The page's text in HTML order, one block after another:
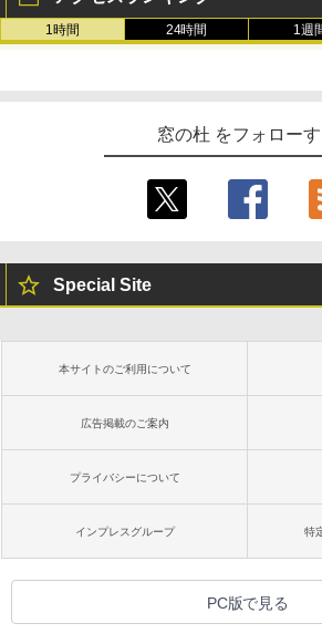
1時間 24時間 1週
窓の杜 をフォロー
Special Site
本サイトのご利用について
広告掲載のご案内
プライバシーについて
インプレスグループ 特
PC版で見る